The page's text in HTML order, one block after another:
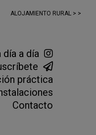
ALOJAMIENTO RURAL > >
día a día
práctica
Contacto